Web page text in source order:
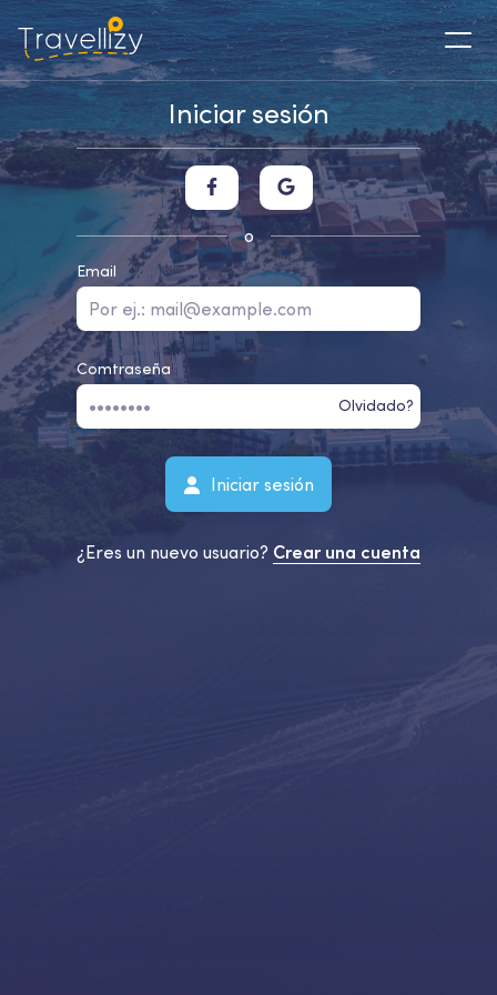
Iniciar sesión
o
Email
Comtraseña
Olvidado?
Iniciar sesión
¿Eres un nuevo usuario? Crear una cuenta